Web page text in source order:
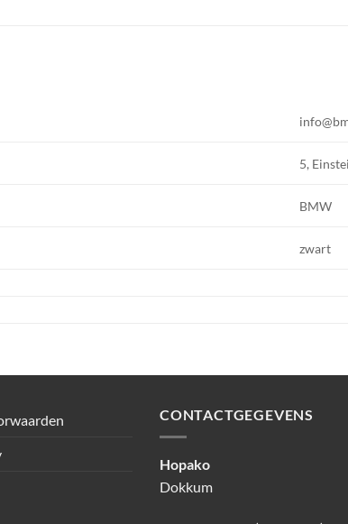
5,
BMW
zwart
CONTACTGEGEVENS
Hopako
Dokkum